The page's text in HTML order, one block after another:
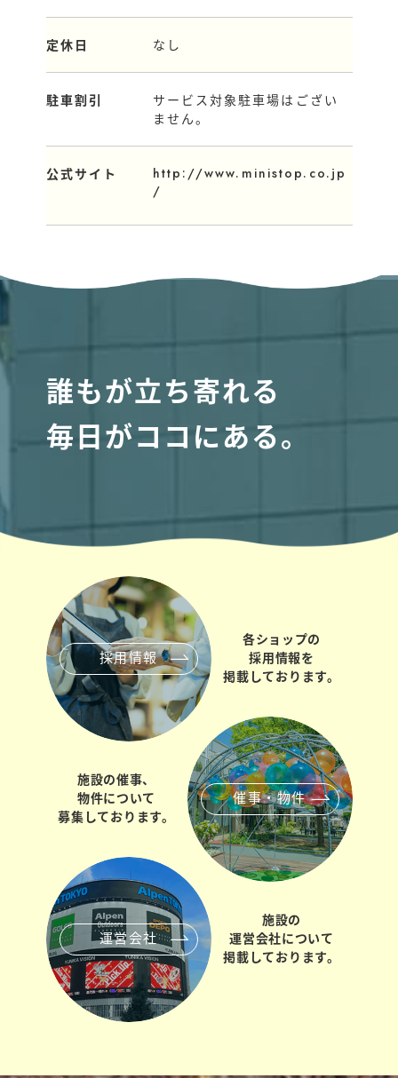
定休日 なし
駐車割引
サービス対象駐車場はござい
ません。
公式サイト
http://www.ministop.co.jp
/
誰もが立ち寄れる
毎日がココにある。
採用情報
各ショップの
採用情報を
掲載しております。
催事・物件
施設の催事、
物件について
募集しております。
運営会社
施設の
運営会社について
掲載しております。